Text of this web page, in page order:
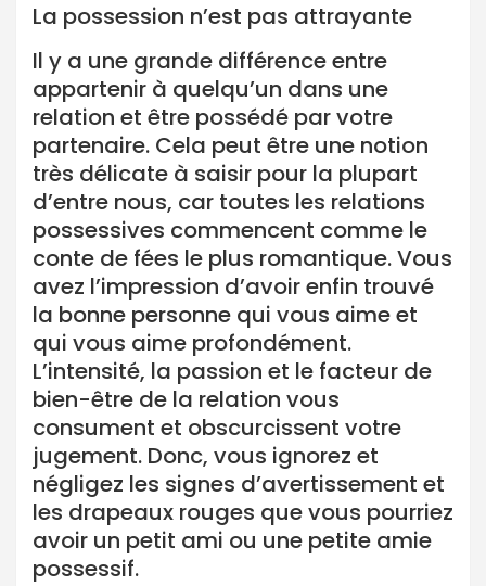
La possession n’est pas attrayante
Il y a une grande différence entre
appartenir à quelqu’un dans une
relation et être possédé par votre
partenaire. Cela peut être une notion
très délicate à saisir pour la plupart
d’entre nous, car toutes les relations
possessives commencent comme le
conte de fées le plus romantique. Vous
avez l’impression d’avoir enfin trouvé
la bonne personne qui vous aime et
qui vous aime profondément.
L’intensité, la passion et le facteur de
bien-être de la relation vous
consument et obscurcissent votre
jugement. Donc, vous ignorez et
négligez les signes d’avertissement et
les drapeaux rouges que vous pourriez
avoir un petit ami ou une petite amie
possessif.